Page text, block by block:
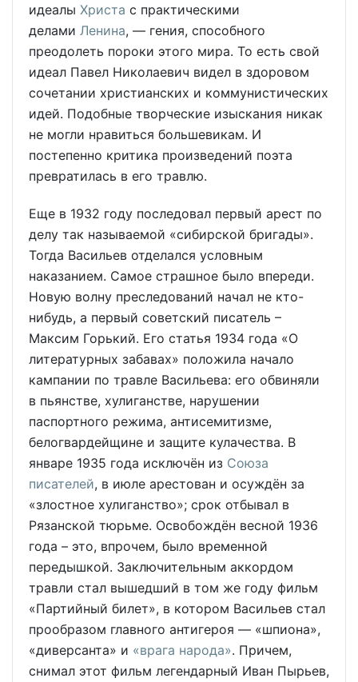
идеалы Христа с практическими
делами Ленина, — гения, способного
преодолеть пороки этого мира. То есть свой
идеал Павел Николаевич видел в здоровом
сочетании христианских и коммунистических
идей. Подобные творческие изыскания никак
не могли нравиться большевикам. И
постепенно критика произведений поэта
превратилась в его травлю.
Еще в 1932 году последовал первый арест по
делу так называемой «сибирской бригады».
Тогда Васильев отделался условным
наказанием. Самое страшное было впереди.
Новую волну преследований начал не кто-
нибудь, а первый советский писатель –
Максим Горький. Его статья 1934 года «О
литературных забавах» положила начало
кампании по травле Васильева: его обвиняли
в пьянстве, хулиганстве, нарушении
паспортного режима, антисемитизме,
белогвардейщине и защите кулачества. В
январе 1935 года исключён из Союза
писателей, в июле арестован и осуждён за
«злостное хулиганство»; срок отбывал в
Рязанской тюрьме. Освобождён весной 1936
года – это, впрочем, было временной
передышкой. Заключительным аккордом
травли стал вышедший в том же году фильм
«Партийный билет», в котором Васильев стал
прообразом главного антигероя — «шпиона»,
«диверсанта» и «врага народа». Причем,
снимал этот фильм легендарный Иван Пырьев,